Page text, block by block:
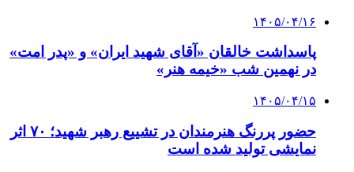
۱۴۰۵/۰۴/۱۶
پاسداشت خالقان «آقای شهید ایران» و «پدر امت»
در نهمین شب «خیمه هنر»
۱۴۰۵/۰۴/۱۵
حضور پررنگ هنرمندان در تشییع رهبر شهید؛ ۷۰ اثر
نمایشی تولید شده است